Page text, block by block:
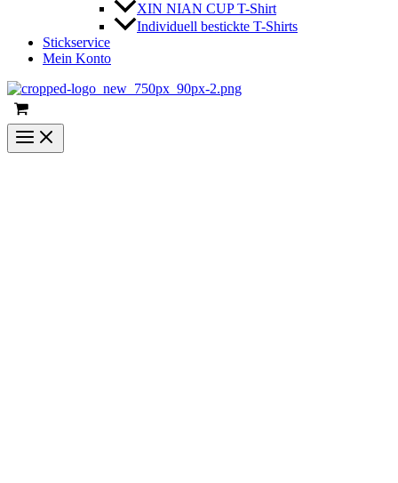
XIN NIAN CUP T-Shirt
Individuell bestickte T-Shirts
Stickservice
Mein Konto